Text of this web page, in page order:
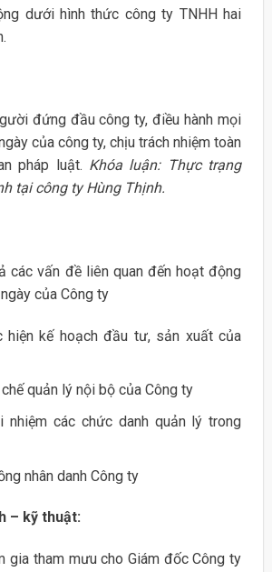
dưới hình thức công ty TNHH hai
đứng đầu công ty, điều hành mọi
của công ty, chịu trách nhiệm toàn
pháp luật. Khóa luận: Thực trạng
tại công ty Hùng Thịnh.
các vấn đề liên quan đến hoạt động
của Công ty
hiện kế hoạch đầu tư, sản xuất của
chế quản lý nội bộ của Công ty
nhiệm các chức danh quản lý trong
nhân danh Công ty
– kỹ thuật:
gia tham mưu cho Giám đốc Công ty